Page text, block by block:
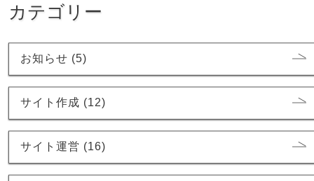
カテゴリー
お知らせ (5)
サイト作成 (12)
サイト運営 (16)